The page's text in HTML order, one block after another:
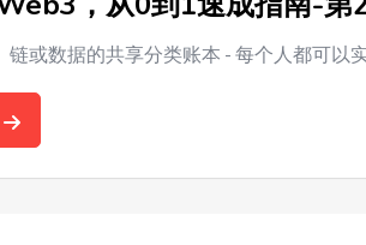
链或数据的共享分类账本 - 每个人都可以